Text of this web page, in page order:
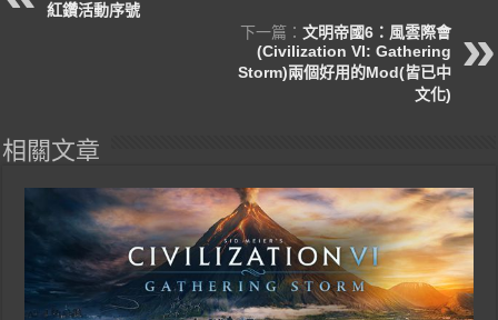
紅鑽活動序號
下一篇： 文明帝國6：風雲際會
(Civilization VI: Gathering
Storm)兩個好用的Mod(皆已中
文化)
相關文章